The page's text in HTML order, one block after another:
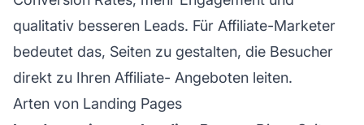
qualitativ besseren Leads. Für Affiliate-Marketer
bedeutet das, Seiten zu gestalten, die Besucher
direkt zu Ihren Affiliate- Angeboten leiten.
Arten von Landing Pages